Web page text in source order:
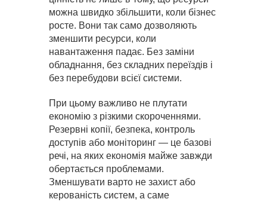
можна швидко збільшити, коли бізнес
росте. Вони так само дозволяють
зменшити ресурси, коли
навантаження падає. Без заміни
обладнання, без складних переїздів і
без перебудови всієї системи.
При цьому важливо не плутати
економію з різкими скороченнями.
Резервні копії, безпека, контроль
доступів або моніторинг — це базові
речі, на яких економія майже завжди
обертається проблемами.
Зменшувати варто не захист або
керованість систем, а саме